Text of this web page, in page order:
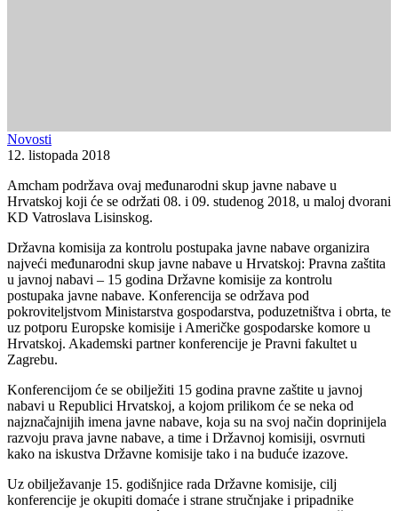
Novosti
12. listopada 2018
Amcham podržava ovaj međunarodni skup javne nabave u
Hrvatskoj koji će se održati 08. i 09. studenog 2018, u maloj dvorani
KD Vatroslava Lisinskog.
Državna komisija za kontrolu postupaka javne nabave organizira
najveći međunarodni skup javne nabave u Hrvatskoj: Pravna zaštita
u javnoj nabavi – 15 godina Državne komisije za kontrolu
postupaka javne nabave. Konferencija se održava pod
pokroviteljstvom Ministarstva gospodarstva, poduzetništva i obrta, te
uz potporu Europske komisije i Američke gospodarske komore u
Hrvatskoj. Akademski partner konferencije je Pravni fakultet u
Zagrebu.
Konferencijom će se obilježiti 15 godina pravne zaštite u javnoj
nabavi u Republici Hrvatskoj, a kojom prilikom će se neka od
najznačajnijih imena javne nabave, koja su na svoj način doprinijela
razvoju prava javne nabave, a time i Državnoj komisiji, osvrnuti
kako na iskustva Državne komisije tako i na buduće izazove.
Uz obilježavanje 15. godišnjice rada Državne komisije, cilj
konferencije je okupiti domaće i strane stručnjake i pripadnike